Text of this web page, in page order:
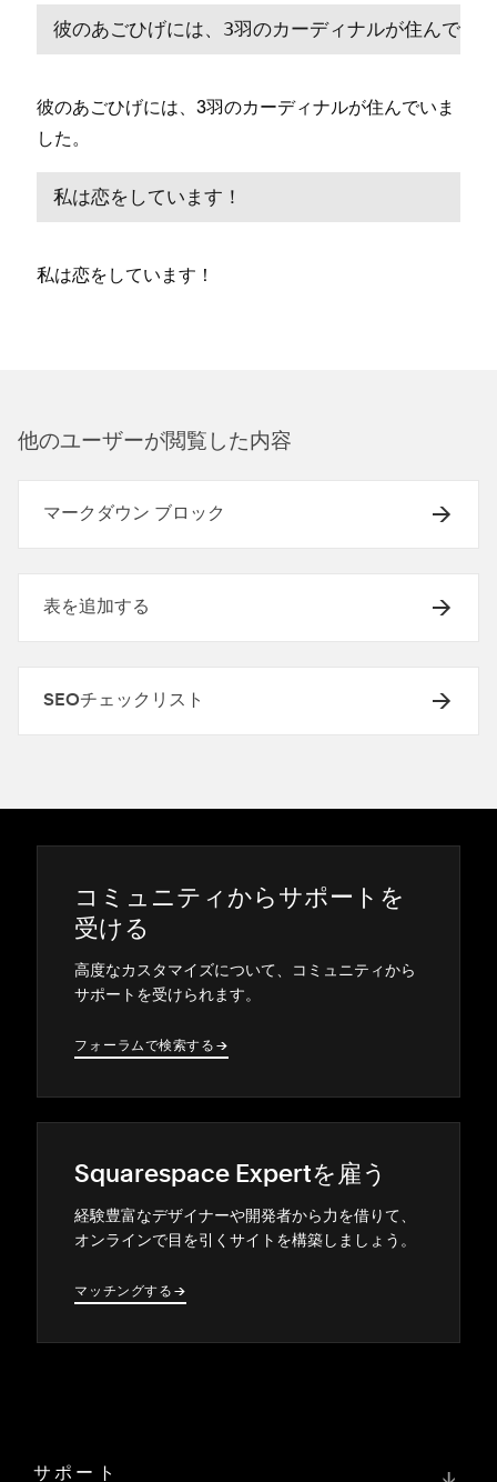
彼のあごひげには⁠、3羽のカ⁠ーデ⁠ィナルが住んでい
彼のあごひげには⁠、3羽のカ⁠ーデ⁠ィナルが住んでいま
した⁠。
私は恋をしています⁠！
私は恋をしています⁠！
他のユ⁠ーザ⁠ーが閲覧した内容
マークダウン ブロック
表を追加する
SEOチェックリスト
コミ⁠ュニテ⁠ィからサポ⁠ートを
受ける
高度なカスタマイズについて⁠、コミ⁠ュニテ⁠ィから
サポ⁠ートを受けられます⁠。
フ⁠ォ⁠ーラムで検索する →
→
Squarespace Expertを雇う
経験豊富なデザイナ⁠ーや開発者から力を借りて⁠、
オンラインで目を引くサイトを構築しまし⁠ょう⁠。
マ⁠ッチングする →
→
サポート